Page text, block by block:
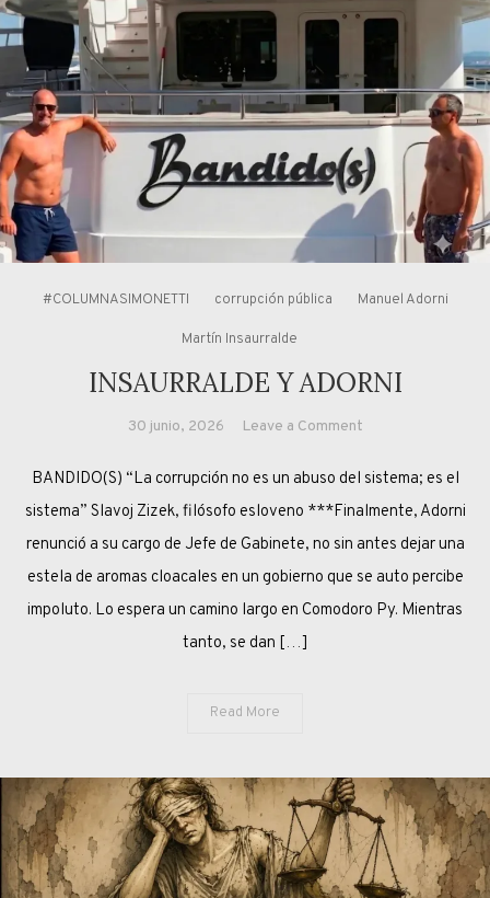
#COLUMNASIMONETTI corrupción pública Manuel Adorni
Martín Insaurralde
INSAURRALDE Y ADORNI
30 junio, 2026 Leave a Commenton
Y
ADORNI
BANDIDO(S) “La corrupción no es un abuso del sistema; es el
sistema” Slavoj Zizek, filósofo esloveno ***Finalmente, Adorni
renunció a su cargo de Jefe de Gabinete, no sin antes dejar una
estela de aromas cloacales en un gobierno que se auto percibe
impoluto. Lo espera un camino largo en Comodoro Py. Mientras
tanto, se dan […]
Read More